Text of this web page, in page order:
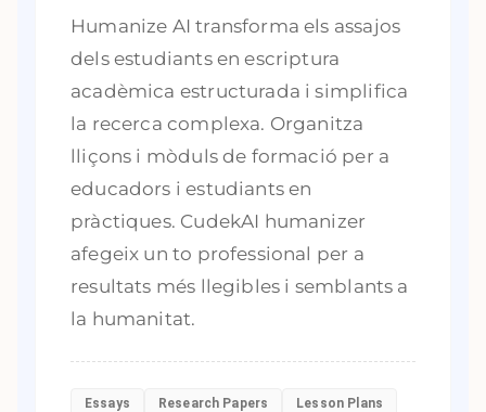
Humanize AI transforma els assajos
dels estudiants en escriptura
acadèmica estructurada i simplifica
la recerca complexa. Organitza
lliçons i mòduls de formació per a
educadors i estudiants en
pràctiques. CudekAI humanizer
afegeix un to professional per a
resultats més llegibles i semblants a
la humanitat.
Essays Research Papers
Lesson Plans